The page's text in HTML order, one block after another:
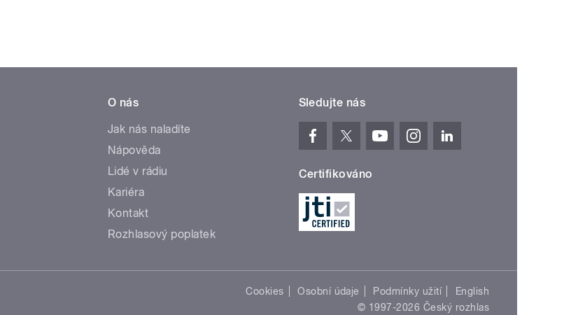
O nás
Jak nás naladíte
Nápověda
Lidé v rádiu
Kariéra
Kontakt
Rozhlasový poplatek
Sledujte nás
Certifikováno
Cookies Osobní údaje Podmínky užití
English
© 1997-2026 Český rozhlas